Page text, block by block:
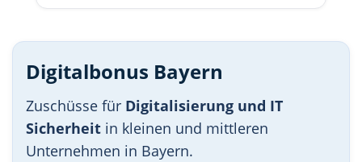
Digitalbonus Bayern
Zuschüsse für Digitalisierung und IT
Sicherheit in kleinen und mittleren
Unternehmen in Bayern.